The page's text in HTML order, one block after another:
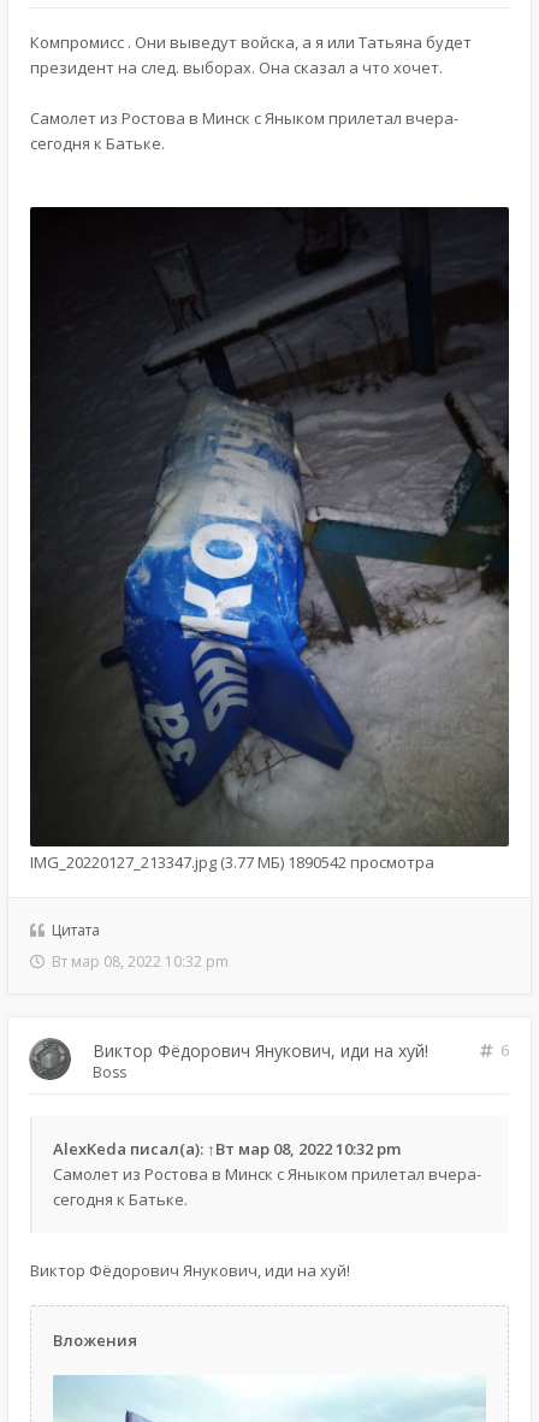
Компромисс . Они выведут войска, а я или Татьяна будет
президент на след. выборах. Она сказал а что хочет.
Самолет из Ростова в Минск с Яныком прилетал вчера-
сегодня к Батьке.
IMG_20220127_213347.jpg (3.77 МБ) 1890542 просмотра
Цитата
Вт мар 08, 2022 10:32 pm
Виктор Фёдорович Янукович, иди на хуй!
6
Boss
AlexKeda писал(а): ↑Вт мар 08, 2022 10:32 pm
Самолет из Ростова в Минск с Яныком прилетал вчера-
сегодня к Батьке.
Виктор Фёдорович Янукович, иди на хуй!
Вложения